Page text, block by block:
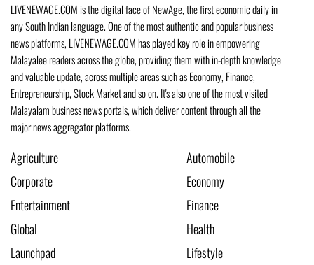
LIVENEWAGE.COM is the digital face of NewAge, the first economic daily in
any South Indian language. One of the most authentic and popular business
news platforms, LIVENEWAGE.COM has played key role in empowering
Malayalee readers across the globe, providing them with in-depth knowledge
and valuable update, across multiple areas such as Economy, Finance,
Entrepreneurship, Stock Market and so on. It's also one of the most visited
Malayalam business news portals, which deliver content through all the
major news aggregator platforms.
Agriculture
Automobile
Corporate
Economy
Entertainment
Finance
Global
Health
Launchpad
Lifestyle